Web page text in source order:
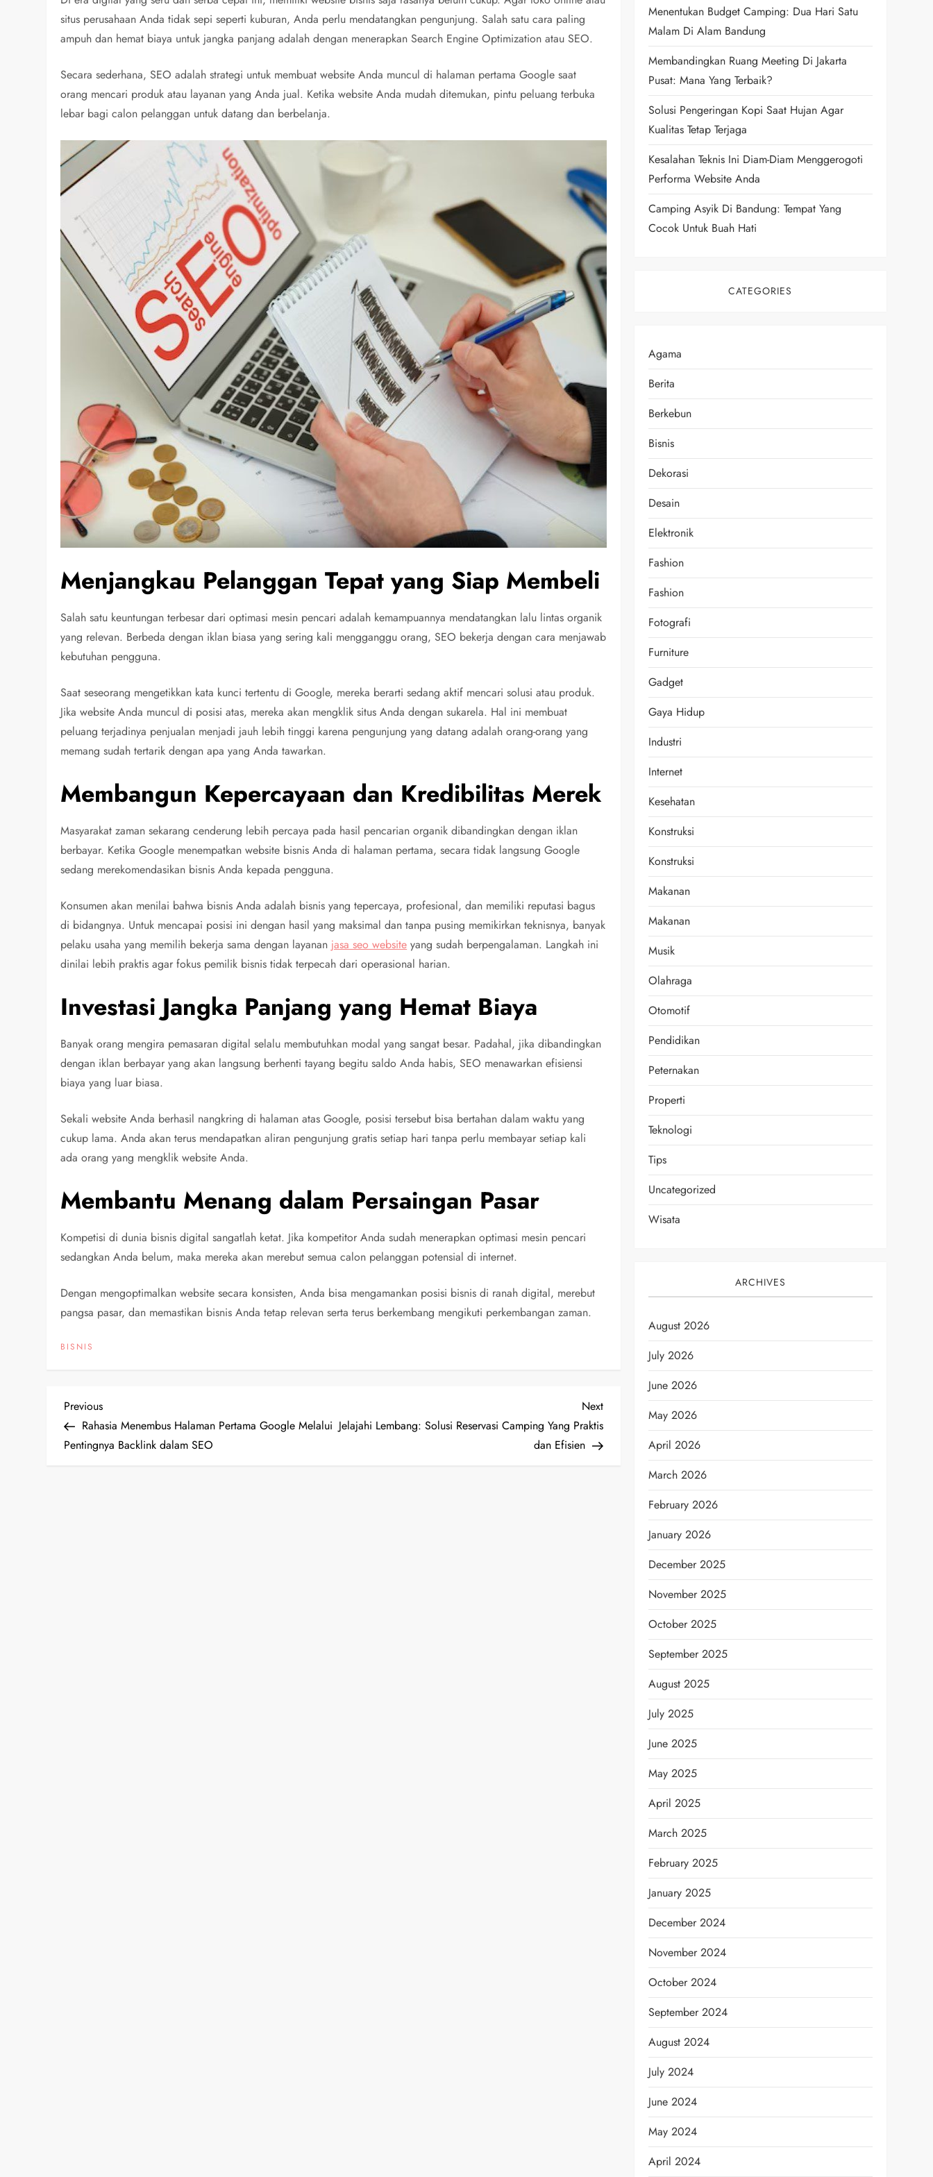
situs perusahaan Anda tidak sepi seperti kuburan, Anda perlu mendatangkan pengunjung. Salah satu cara paling
ampuh dan hemat biaya untuk jangka panjang adalah dengan menerapkan Search Engine Optimization atau SEO.
Secara sederhana, SEO adalah strategi untuk membuat website Anda muncul di halaman pertama Google saat
orang mencari produk atau layanan yang Anda jual. Ketika website Anda mudah ditemukan, pintu peluang terbuka
lebar bagi calon pelanggan untuk datang dan berbelanja.
Menjangkau Pelanggan Tepat yang Siap Membeli
Salah satu keuntungan terbesar dari optimasi mesin pencari adalah kemampuannya mendatangkan lalu lintas organik
yang relevan. Berbeda dengan iklan biasa yang sering kali mengganggu orang, SEO bekerja dengan cara menjawab
kebutuhan pengguna.
Saat seseorang mengetikkan kata kunci tertentu di Google, mereka berarti sedang aktif mencari solusi atau produk.
Jika website Anda muncul di posisi atas, mereka akan mengklik situs Anda dengan sukarela. Hal ini membuat
peluang terjadinya penjualan menjadi jauh lebih tinggi karena pengunjung yang datang adalah orang-orang yang
memang sudah tertarik dengan apa yang Anda tawarkan.
Membangun Kepercayaan dan Kredibilitas Merek
Masyarakat zaman sekarang cenderung lebih percaya pada hasil pencarian organik dibandingkan dengan iklan
berbayar. Ketika Google menempatkan website bisnis Anda di halaman pertama, secara tidak langsung Google
sedang merekomendasikan bisnis Anda kepada pengguna.
Konsumen akan menilai bahwa bisnis Anda adalah bisnis yang tepercaya, profesional, dan memiliki reputasi bagus
di bidangnya. Untuk mencapai posisi ini dengan hasil yang maksimal dan tanpa pusing memikirkan teknisnya, banyak
pelaku usaha yang memilih bekerja sama dengan layanan jasa seo website yang sudah berpengalaman. Langkah ini
dinilai lebih praktis agar fokus pemilik bisnis tidak terpecah dari operasional harian.
Investasi Jangka Panjang yang Hemat Biaya
Banyak orang mengira pemasaran digital selalu membutuhkan modal yang sangat besar. Padahal, jika dibandingkan
dengan iklan berbayar yang akan langsung berhenti tayang begitu saldo Anda habis, SEO menawarkan efisiensi
biaya yang luar biasa.
Sekali website Anda berhasil nangkring di halaman atas Google, posisi tersebut bisa bertahan dalam waktu yang
cukup lama. Anda akan terus mendapatkan aliran pengunjung gratis setiap hari tanpa perlu membayar setiap kali
ada orang yang mengklik website Anda.
Membantu Menang dalam Persaingan Pasar
Kompetisi di dunia bisnis digital sangatlah ketat. Jika kompetitor Anda sudah menerapkan optimasi mesin pencari
sedangkan Anda belum, maka mereka akan merebut semua calon pelanggan potensial di internet.
Dengan mengoptimalkan website secara konsisten, Anda bisa mengamankan posisi bisnis di ranah digital, merebut
pangsa pasar, dan memastikan bisnis Anda tetap relevan serta terus berkembang mengikuti perkembangan zaman.
BISNIS
P
o
Previous
Post
Previous
Rahasia Menembus Halaman Pertama Google Melalui
Pentingnya Backlink dalam SEO
Next
Post
Next
Jelajahi Lembang: Solusi Reservasi Camping Yang Praktis
dan Efisien
Menentukan Budget Camping: Dua Hari Satu
Malam Di Alam Bandung
Membandingkan Ruang Meeting Di Jakarta
Pusat: Mana Yang Terbaik?
Solusi Pengeringan Kopi Saat Hujan Agar
Kualitas Tetap Terjaga
Kesalahan Teknis Ini Diam-Diam Menggerogoti
Performa Website Anda
Camping Asyik Di Bandung: Tempat Yang
Cocok Untuk Buah Hati
CATEGORIES
Agama
Berita
Berkebun
Bisnis
Dekorasi
Desain
Elektronik
Fashion
Fashion
Fotografi
Furniture
Gadget
Gaya Hidup
Industri
Internet
Kesehatan
Konstruksi
Konstruksi
Makanan
Makanan
Musik
Olahraga
Otomotif
Pendidikan
Peternakan
Properti
Teknologi
Tips
Uncategorized
Wisata
ARCHIVES
August 2026
July 2026
June 2026
May 2026
April 2026
March 2026
February 2026
January 2026
December 2025
November 2025
October 2025
September 2025
August 2025
July 2025
June 2025
May 2025
April 2025
March 2025
February 2025
January 2025
December 2024
November 2024
October 2024
September 2024
August 2024
July 2024
June 2024
May 2024
April 2024